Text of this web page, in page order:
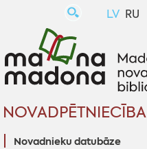
LV RU
NOVADPĒTNIECĪBA
Novadnieku datubāze